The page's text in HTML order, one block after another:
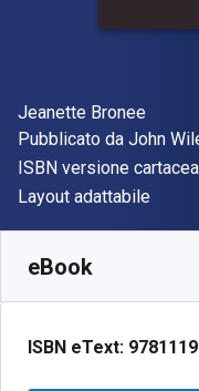
Autore(i)
Jeanette Bronee
Editore
Pubblicato da John
ISBN versione
Formato
Layout adattabile
eBook
ISBN eText: